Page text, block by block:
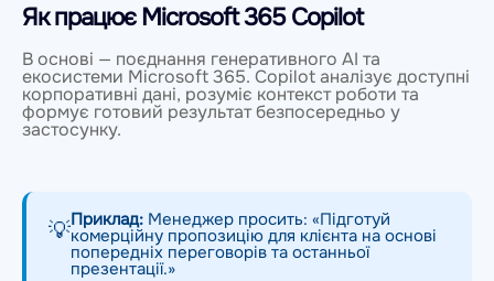
Як працює Microsoft 365 Copilot
В основі — поєднання генеративного AI та
екосистеми Microsoft 365. Copilot аналізує доступні
корпоративні дані, розуміє контекст роботи та
формує готовий результат безпосередньо у
застосунку.
💡Приклад: Менеджер просить: «Підготуй
комерційну пропозицію для клієнта на основі
попередніх переговорів та останньої
презентації.»